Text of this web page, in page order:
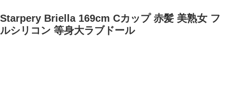
Starpery Briella 169cm Cカップ 赤髪 美熟女 フ
ルシリコン 等身大ラブドール